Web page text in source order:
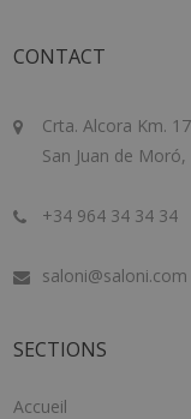
CONTACT
Crta. Alcora Km.
San Juan de
+34 964 34 34 34
saloni@saloni.com
SECTIONS
Accueil